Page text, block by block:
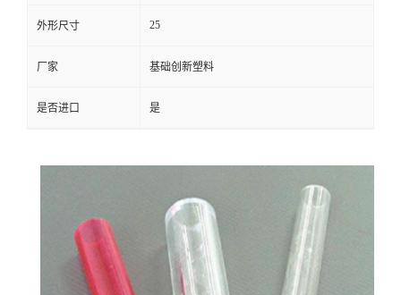
外形尺寸 25
厂家 基础创新塑料
是否进口 是